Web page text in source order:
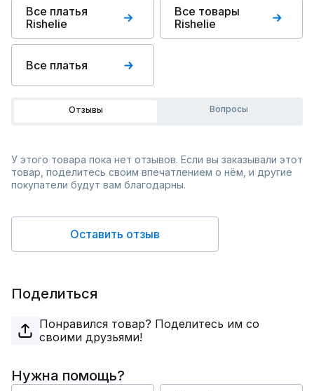
Все платья
Rishelie
Все товары
Rishelie
Все платья
Отзывы Вопросы
У этого товара пока нет отзывов. Если вы заказывали этот
товар, поделитесь своим впечатлением о нём, и другие
покупатели будут вам благодарны.
Оставить отзыв
Поделиться
Понравился товар? Поделитесь им со
своими друзьями!
Нужна помощь?